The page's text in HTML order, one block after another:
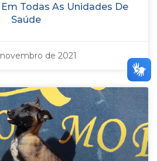
Em Todas As Unidades De
Saúde
de 2021